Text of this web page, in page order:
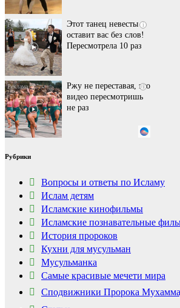
i
Этот танец невесты
оставит вас без слов!
Пересмотрела 10 раз
i
Ржу не переставая, это
видео пересмотришь
не раз
i
Ролик из Омска: вы
будете смеяться долго
Рубрики
Вопросы и ответы по Исламу
Ислам детям
Исламские кинофильмы
Исламские познавательные
История пророков
Кухни для мусульман
Мусульманка
Самые красивые мечети мира